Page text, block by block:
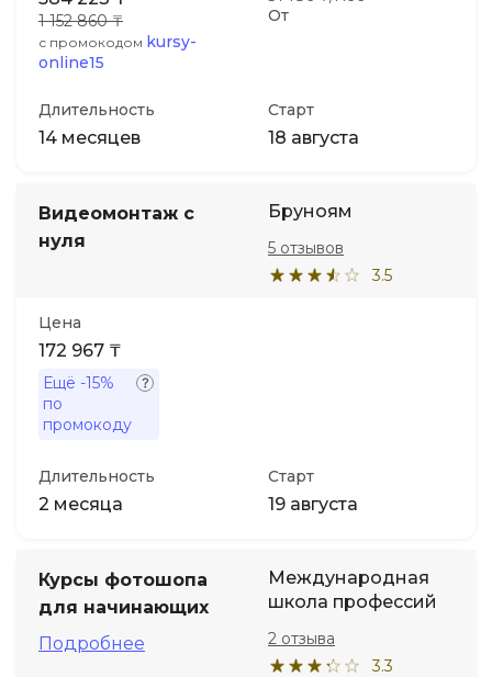
1 152 860 ₸
с промокодом kursy-
online15
От
Длительность
14 месяцев
Старт
18 августа
Видеомонтаж с
нуля
Бруноям
3.5
5 отзывов
Цена
172 967 ₸
Ещё -15%
по
промокоду
Длительность
2 месяца
Старт
19 августа
Курсы фотошопа
для начинающих
Подробнее
Международная
школа профессий
3.3
2 отзыва